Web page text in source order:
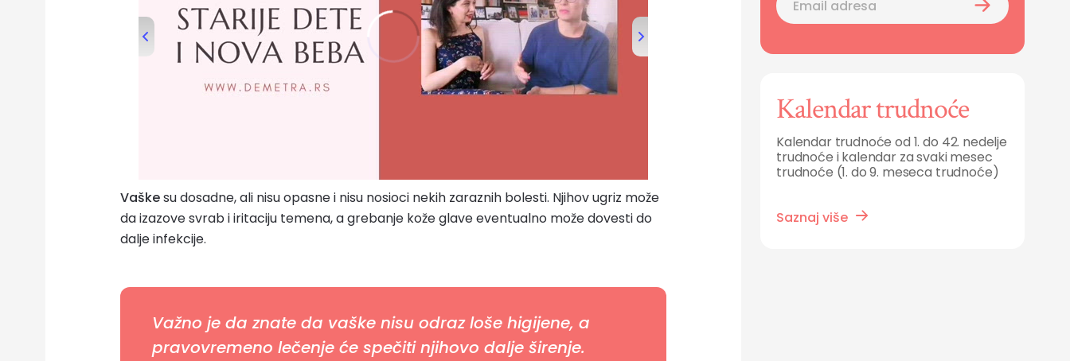
Vaškesu dosadne, ali nisu opasne i nisu nosioci nekih zaraznih bolesti. Njihov ugriz može
da izazove svrab i iritaciju temena, a grebanje kože glave eventualno može dovesti do
dalje infekcije.
Važno je da znate da vaške nisu odraz loše higijene, a
pravovremeno lečenje će spečiti njihovo dalje širenje.
Kalendar trudnoće
Kalendar trudnoće od 1. do 42. nedelje
trudnoće i kalendar za svaki mesec
trudnoće (1. do 9. meseca trudnoće)
Saznaj više